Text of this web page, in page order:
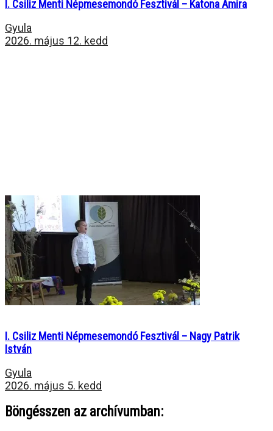
I. Csiliz Menti Népmesemondó Fesztivál – Katona Amira
Gyula
2026. május 12. kedd
I. Csiliz Menti Népmesemondó Fesztivál – Nagy Patrik
István
Gyula
2026. május 5. kedd
Böngésszen az archívumban: